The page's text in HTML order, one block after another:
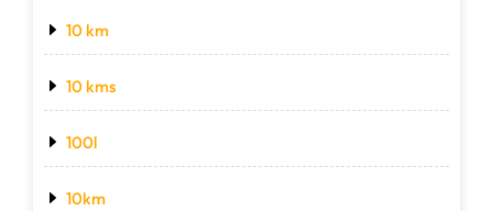
10 km
10 kms
100l
10km